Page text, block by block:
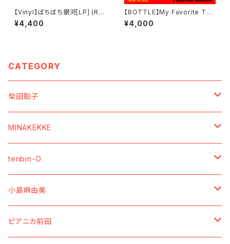
【Vinyl】ぼちぼち銀河[LP] (Re
-Press) / 柴田聡子
¥4,400
【BOTTLE】My Favorite Thi
ngs サーモボトル
¥4,000
CATEGORY
柴田聡子
【SOUNDs ／ 音源】
【Vinyl】
【CD】
【MOVIEs ／ 映像】
【DVD】
【Blu-ray】
【GOODs ／ グッズ】
【TーShirt ／ Tシャツ】
MINAKEKKE
【SOUNDs ／ 音源】
【CDーR】
【7" Vinyl】
【GOODs ／ グッズ】
【TーShirt ／ Tシャツ】
tenbin-O
【SOUNDs ／ 音源】
【Cassette Tape】
【GOODs ／ グッズ】
小島麻由美
【SOUNDs ／ 音源】
ピアニカ前田